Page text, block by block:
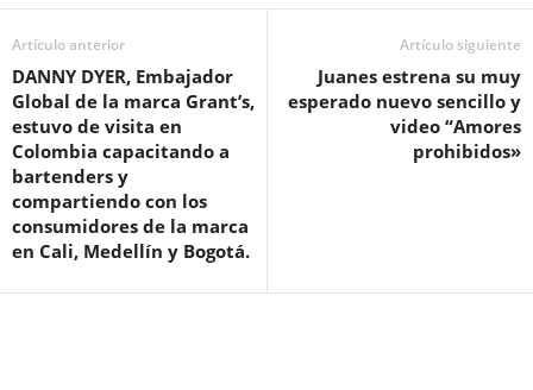
Artículo anterior
DANNY DYER, Embajador
Global de la marca Grant’s,
estuvo de visita en
Colombia capacitando a
bartenders y
compartiendo con los
consumidores de la marca
en Cali, Medellín y Bogotá.
Artículo siguiente
Juanes estrena su muy
esperado nuevo sencillo y
video “Amores
prohibidos»